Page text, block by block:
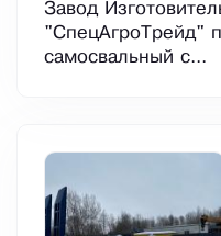
Завод
"СпецАгроТрейд"
самосвальный с...